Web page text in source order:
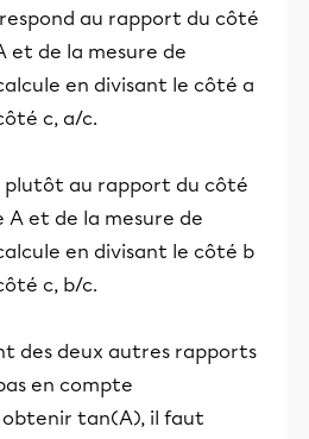
au rapport du côté
et de la mesure de
en divisant le côté a
c, a/c.
plutôt au rapport du côté
A et de la mesure de
en divisant le côté b
c, b/c.
des deux autres rapports
en compte
obtenir tan(A), il faut